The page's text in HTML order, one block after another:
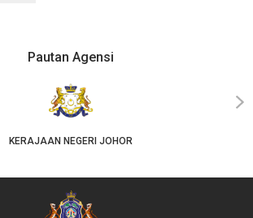
Pautan Agensi
KERAJAAN NEGERI JOHOR
›